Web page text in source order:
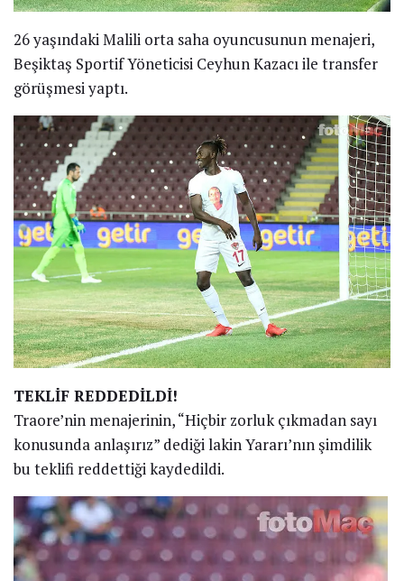
26 yaşındaki Malili orta saha oyuncusunun menajeri,
Beşiktaş Sportif Yöneticisi Ceyhun Kazacı ile transfer
görüşmesi yaptı.
TEKLİF REDDEDİLDİ!
Traore’nin menajerinin, “Hiçbir zorluk çıkmadan sayı
konusunda anlaşırız” dediği lakin Yararı’nın şimdilik
bu teklifi reddettiği kaydedildi.